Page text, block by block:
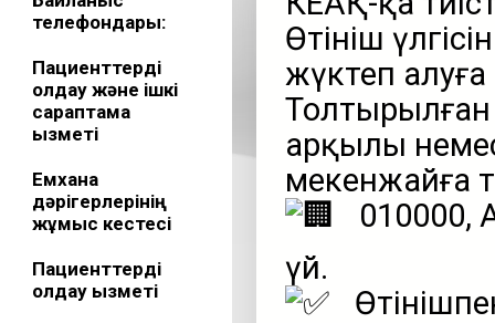
телефондары:
Пациенттерді
қолдау және ішкі
сараптама
қызметі
Емхана
дәрігерлерінің
жұмыс кестесі
Пациенттерді
қолдау қызметі
Өтініш
жүктеп
Толтырылған
арқылы
мекенжайға
010000,
үй.